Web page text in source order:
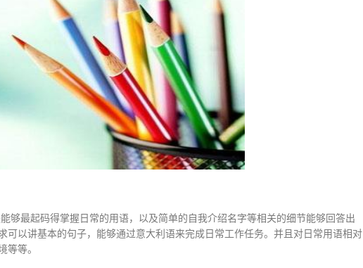
够最起码得掌握日常的用语，以及简单的自我介绍名字等相关的细节能够回答出
可以讲基本的句子，能够通过意大利语来完成日常工作任务。并且对日常用语相对
等。